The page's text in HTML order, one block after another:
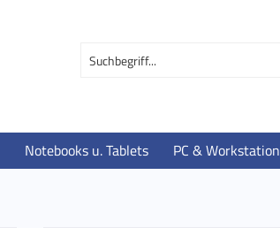
Notebooks u. Tablets PC & Workstation